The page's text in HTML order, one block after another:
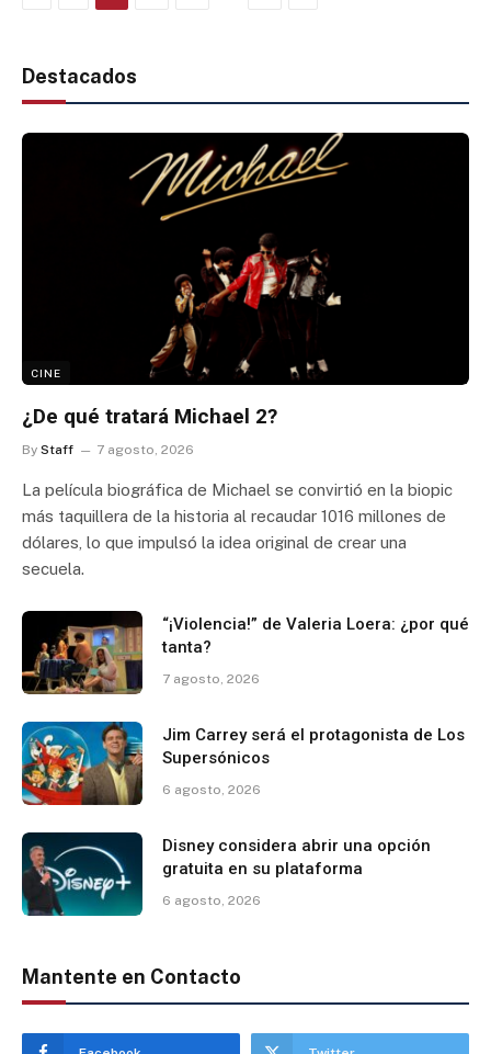
Destacados
CINE
¿De qué tratará Michael 2?
By Staff 7 agosto, 2026
La película biográfica de Michael se convirtió en la biopic
más taquillera de la historia al recaudar 1016 millones de
dólares, lo que impulsó la idea original de crear una
secuela.
“¡Violencia!” de Valeria Loera: ¿por qué
tanta?
7 agosto, 2026
Jim Carrey será el protagonista de Los
Supersónicos
6 agosto, 2026
Disney considera abrir una opción
gratuita en su plataforma
6 agosto, 2026
Mantente en Contacto